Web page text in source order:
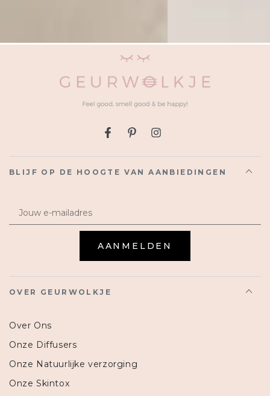
OVER GEURWOLKJE
Over Ons
Onze Diffusers
Onze Natuurlijke verzorging
Onze Skintox
Facebook
PinterestInstagram
BLIJF OP DE HOOGTE VAN AANBIEDINGEN
AANMELDEN